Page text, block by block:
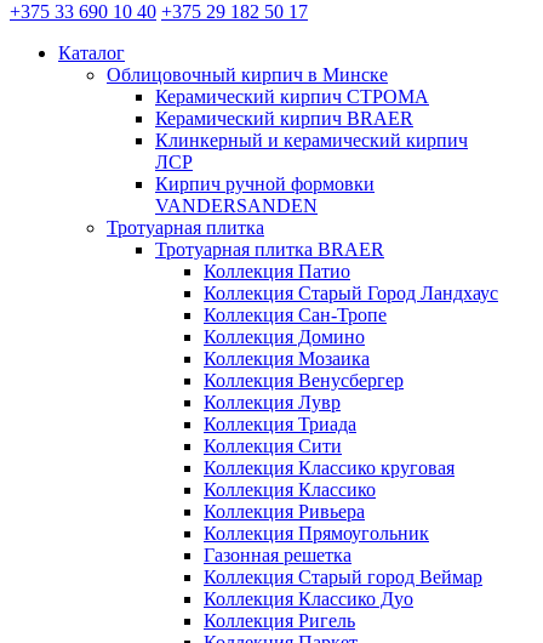
+375 33 690 10 40 +375 29 182 50 17
Каталог
Облицовочный кирпич в Минске
Керамический кирпич СТРОМА
Керамический кирпич BRAER
Клинкерный и керамический кирпич
ЛСР
Кирпич ручной формовки
VANDERSANDEN
Тротуарная плитка
Тротуарная плитка BRAER
Коллекция Патио
Коллекция Старый Город Ландхаус
Коллекция Сан-Тропе
Коллекция Домино
Коллекция Мозаика
Коллекция Венусбергер
Коллекция Лувр
Коллекция Триада
Коллекция Сити
Коллекция Классико круговая
Коллекция Классико
Коллекция Ривьера
Коллекция Прямоугольник
Газонная решетка
Коллекция Старый город Веймар
Коллекция Классико Дуо
Коллекция Ригель